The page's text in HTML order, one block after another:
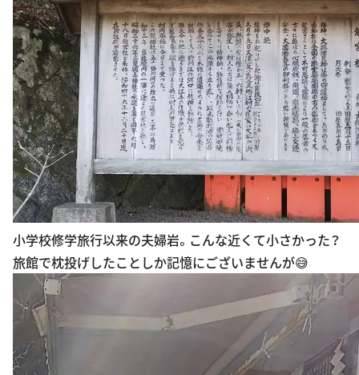
小学校修学旅行以来の夫婦岩。こんな近くて小さかった？
旅館で枕投げしたことしか記憶にございませんが😅